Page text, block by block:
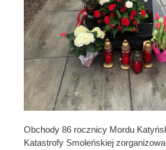
Obchody 86 rocznicy Mordu
Katastrofy Smoleńskiej